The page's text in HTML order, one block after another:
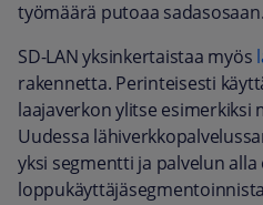
työmäärä putoaa sadasosaan.
SD-LAN yksinkertaistaa myös
rakennetta. Perinteisesti
laajaverkon ylitse esimerkiksi
Uudessa
yksi segmentti ja palvelun